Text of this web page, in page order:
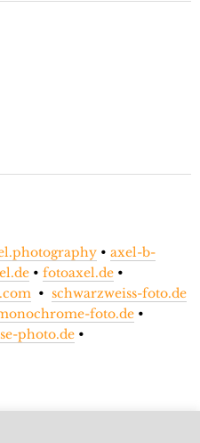
• axel-b-
• fotoaxel.de •
• schwarzweiss-foto.de
foto.de •
photo.de •